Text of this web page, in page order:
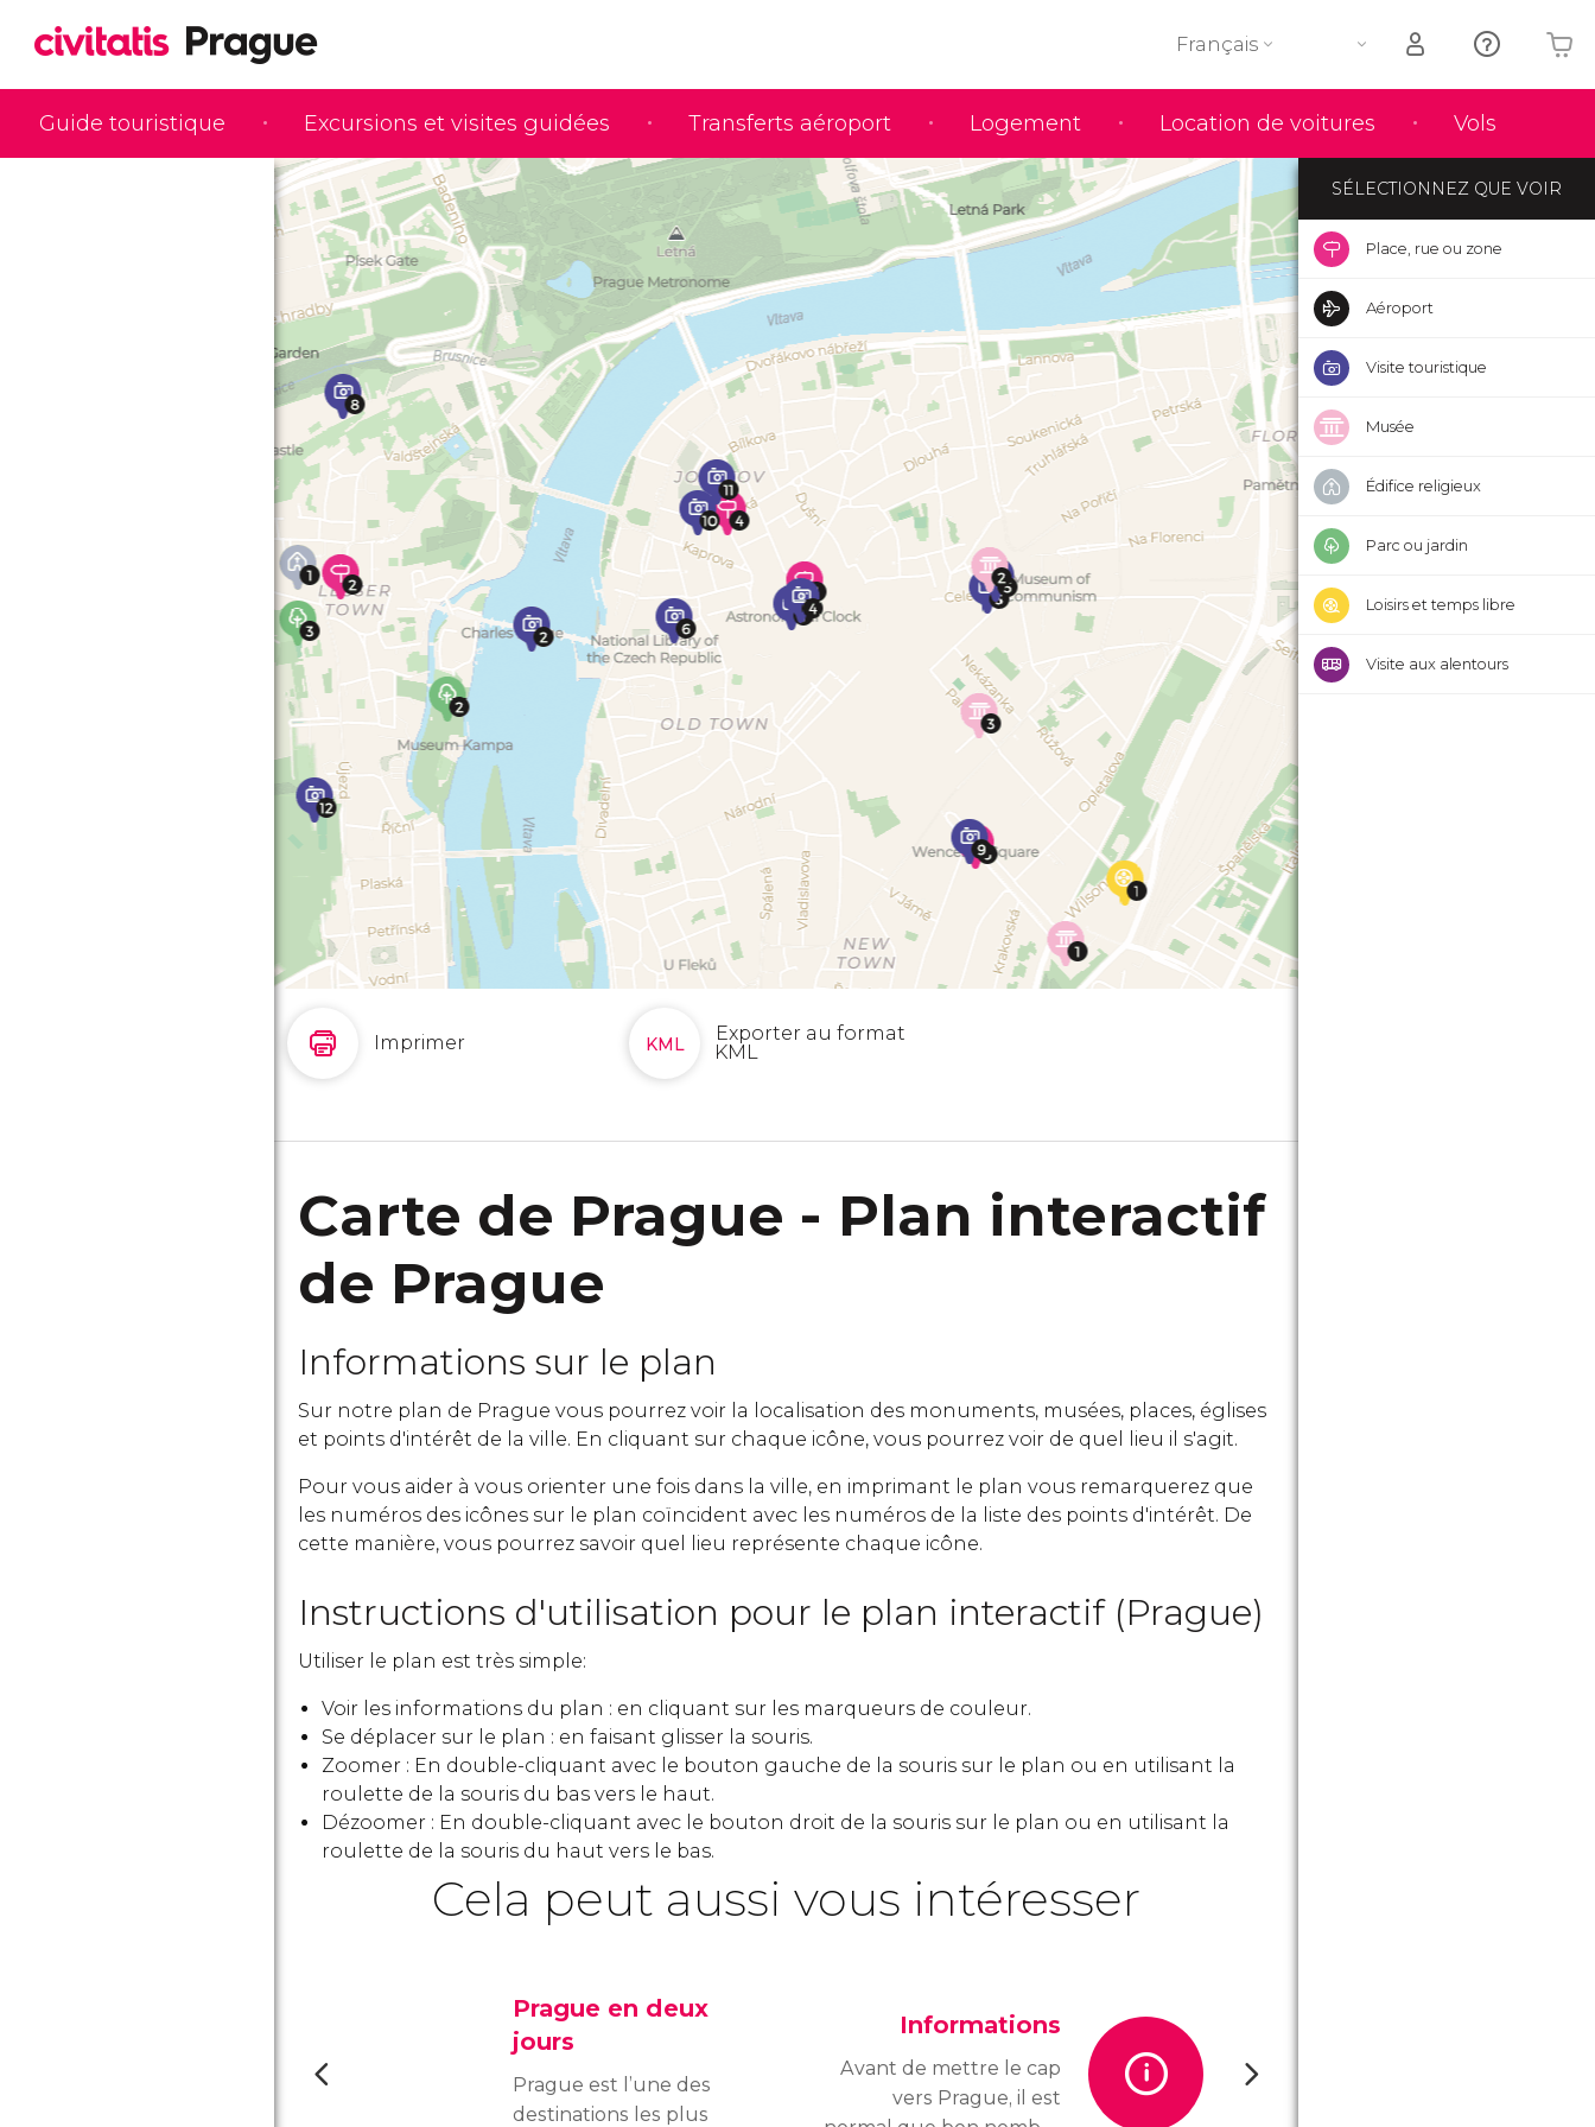
Guide touristique Excursions et visites guidées Transferts aéroport Logement Location de voitures Vols
Français
Imprimer
Exporter au format
KML
Carte de Prague - Plan interactif
de Prague
Informations sur le plan
Sur notre plan de Prague vous pourrez voir la localisation des monuments, musées, places, églises
et points d'intérêt de la ville. En cliquant sur chaque icône, vous pourrez voir de quel lieu il s'agit.
Pour vous aider à vous orienter une fois dans la ville, en imprimant le plan vous remarquerez que
les numéros des icônes sur le plan coïncident avec les numéros de la liste des points d'intérêt. De
cette manière, vous pourrez savoir quel lieu représente chaque icône.
Instructions d'utilisation pour le plan interactif (Prague)
Utiliser le plan est très simple:
Voir les informations du plan : en cliquant sur les marqueurs de couleur.
Se déplacer sur le plan : en faisant glisser la souris.
Zoomer : En double-cliquant avec le bouton gauche de la souris sur le plan ou en utilisant la
roulette de la souris du bas vers le haut.
Dézoomer : En double-cliquant avec le bouton droit de la souris sur le plan ou en utilisant la
roulette de la souris du haut vers le bas.
Cela peut aussi vous intéresser
Prague en deux
jours
Prague est l’une des
destinations les plus
Informations
Avant de mettre le cap
vers Prague, il est
SÉLECTIONNEZ QUE VOIR
Place, rue ou zone
Aéroport
Visite touristique
Musée
Édifice religieux
Parc ou jardin
Loisirs et temps libre
Visite aux alentours